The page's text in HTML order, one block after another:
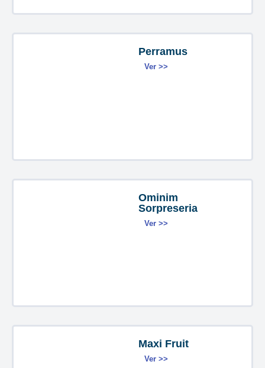
Perramus
Ver >>
Ominim
Sorpreseria
Ver >>
Maxi Fruit
Ver >>